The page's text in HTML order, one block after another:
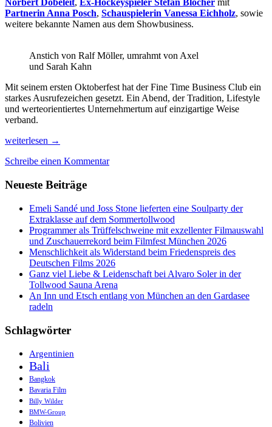
Norbert Dobeleit, Ex-Hockeyspieler Stefan Blöcher mit
Partnerin Anna Posch, Schauspielerin Vanessa Eichholz, sowie
weitere bekannte Namen aus dem Showbusiness.
Anstich von Ralf Möller, umrahmt von Axel
und Sarah Kahn
Mit seinem ersten Oktoberfest hat der Fine Time Business Club ein
starkes Ausrufezeichen gesetzt. Ein Abend, der Tradition, Lifestyle
und werteorientiertes Unternehmertum auf einzigartige Weise
verband.
Oktoberfest
und
anders
Käfer-
Stammhaus!
weiterlesen →
Schreibe einen Kommentar
Neueste Beiträge
Emeli Sandé und Joss Stone lieferten eine Soulparty der
Extraklasse auf dem Sommertollwood
Programmer als Trüffelschweine mit exzellenter Filmauswahl
und Zuschauerrekord beim Filmfest München 2026
Menschlichkeit als Widerstand beim Friedenspreis des
Deutschen Films 2026
Ganz viel Liebe & Leidenschaft bei Alvaro Soler in der
Tollwood Sauna Arena
An Inn und Etsch entlang von München an den Gardasee
radeln
Schlagwörter
Argentinien
Bali
Bangkok
Bavaria Film
Billy Wilder
BMW-Group
Bolivien